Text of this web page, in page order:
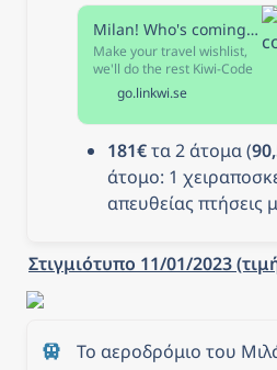
Milan! Who's coming with me?
Make your travel wishlist,
we'll do the rest Kiwi-Code
uncovers prices airlines
don't want you to see. Use
our flexible filters to tailor
your search. Look out for
the travel hack star icon for
even cheaper fares.
go.linkwi.se
181€ τα 2 άτομα (
άτομο: 1
απευθείας πτήσεις
Στιγμιότυπο 11/01/2023
Το αεροδρόμιο του